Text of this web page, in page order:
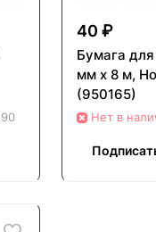
40 ₽
Бумага
мм x 8 м,
(950165)
Нет в